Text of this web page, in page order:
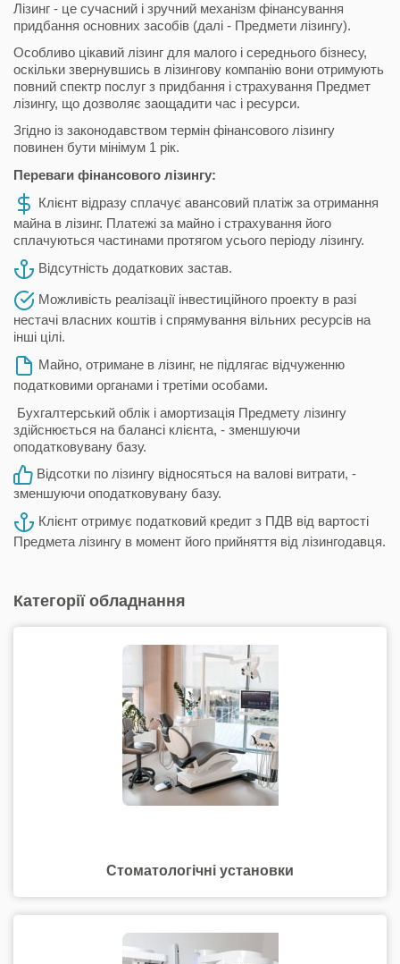
Лізинг - це сучасний і зручний механізм фінансування
придбання основних засобів (далі - Предмети лізингу).
Особливо цікавий лізинг для малого і середнього бізнесу,
оскільки звернувшись в лізингову компанію вони отримують
повний спектр послуг з придбання і страхування Предмет
лізингу, що дозволяє заощадити час і ресурси.
Згідно із законодавством термін фінансового лізингу
повинен бути мінімум 1 рік.
Переваги фінансового лізингу:
Клієнт відразу сплачує авансовий платіж за отримання
майна в лізинг. Платежі за майно і страхування його
сплачуються частинами протягом усього періоду лізингу.
Відсутність додаткових застав.
Можливість реалізації інвестиційного проекту в разі
нестачі власних коштів і спрямування вільних ресурсів на
інші цілі.
Майно, отримане в лізинг, не підлягає відчуженню
податковими органами і третіми особами.
Бухгалтерський облік і амортизація Предмету лізингу
здійснюється на балансі клієнта, - зменшуючи
оподатковувану базу.
Відсотки по лізингу відносяться на валові витрати, -
зменшуючи оподатковувану базу.
Клієнт отримує податковий кредит з ПДВ від вартості
Предмета лізингу в момент його прийняття від лізингодавця.
Категорії обладнання
Стоматологічні установки